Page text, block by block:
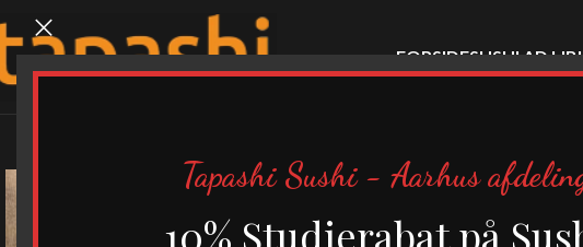
Tapashi Sushi - Aarhus
10% Studierabat på
FORSIDESUSHI AD